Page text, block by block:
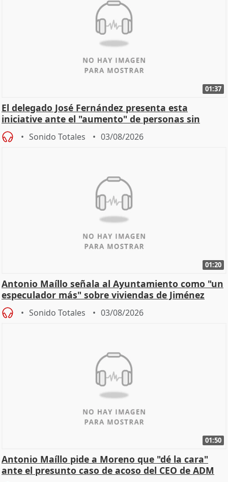
01:37
El delegado José Fernández presenta esta
iniciative ante el "aumento" de personas sin
hogar en Madri
Sonido Totales 03/08/2026
01:20
Antonio Maíllo señala al Ayuntamiento como "un
especulador más" sobre viviendas de Jiménez
Becerril
Sonido Totales 03/08/2026
01:50
Antonio Maíllo pide a Moreno que "dé la cara"
ante el presunto caso de acoso del CEO de ADM